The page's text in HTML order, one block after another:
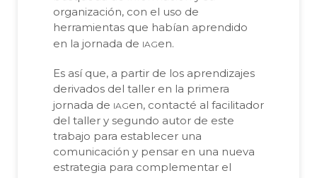
organización, con el uso de
herramientas que habían aprendido
en la jornada de iagen.
Es así que, a partir de los aprendizajes
derivados del taller en la primera
jornada de iagen, contacté al facilitador
del taller y segundo autor de este
trabajo para establecer una
comunicación y pensar en una nueva
estrategia para complementar el